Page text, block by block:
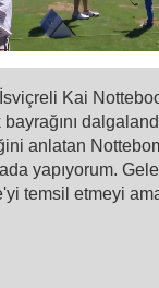
Kai
anlatan
yapıyorum.
temsil etmeyi